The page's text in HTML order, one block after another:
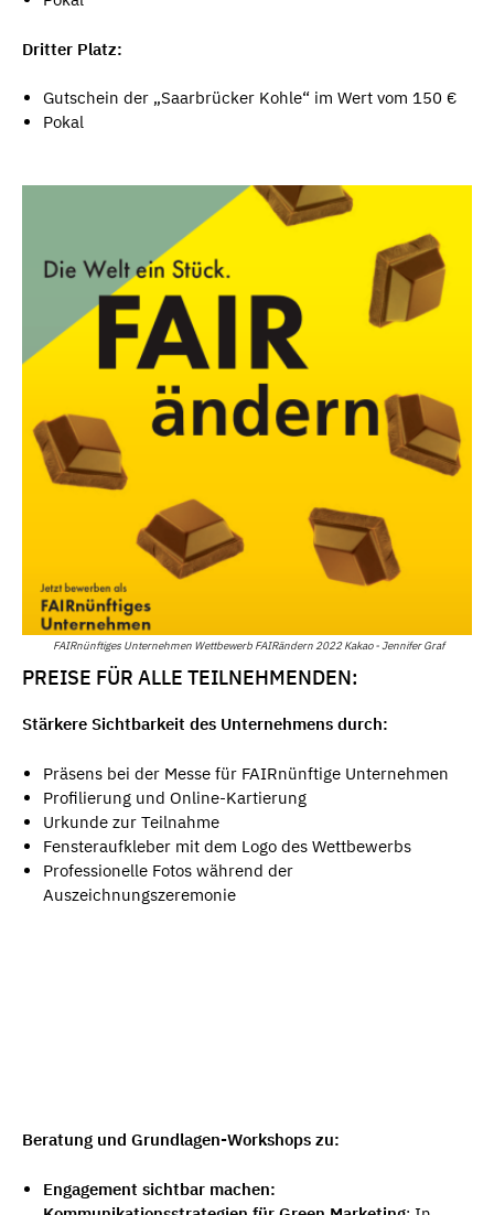
Dritter Platz:
Gutschein der „Saarbrücker Kohle“ im Wert vom 150 €
Pokal
FAIRnünftiges Unternehmen Wettbewerb FAIRändern 2022 Kakao - Jennifer Graf
PREISE FÜR ALLE TEILNEHMENDEN:
Stärkere Sichtbarkeit des Unternehmens durch:
Präsens bei der Messe für FAIRnünftige Unternehmen
Profilierung und Online-Kartierung
Urkunde zur Teilnahme
Fensteraufkleber mit dem Logo des Wettbewerbs
Professionelle Fotos während der
Auszeichnungszeremonie
Beratung und Grundlagen-Workshops zu:
Engagement sichtbar machen: